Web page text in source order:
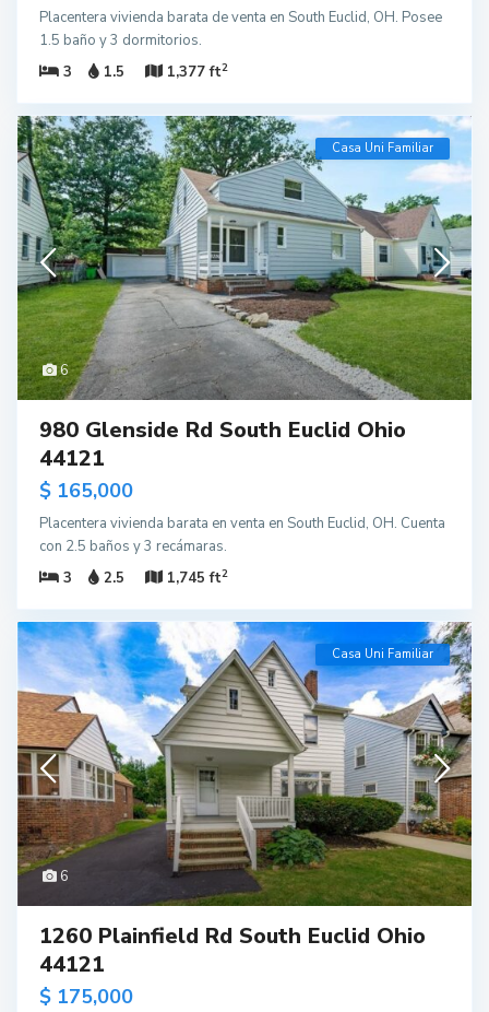
Placentera vivienda barata de venta en South Euclid, OH. Posee
1.5 baño y 3 dormitorios.
3
1.5 1,377 ft2
6
Casa Uni Familiar
980 Glenside Rd South Euclid Ohio
44121
$ 165,000
Placentera vivienda barata en venta en South Euclid, OH. Cuenta
con 2.5 baños y 3 recámaras.
3
2.5 1,745 ft2
6
Casa Uni Familiar
1260 Plainfield Rd South Euclid Ohio
44121
$ 175,000